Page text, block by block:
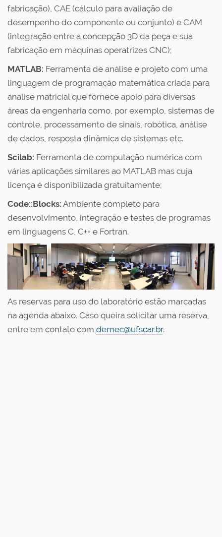
fabricação), CAE (cálculo para avaliação de
desempenho do componente ou conjunto) e CAM
(integração entre a concepção 3D da peça e sua
fabricação em máquinas operatrizes CNC);
MATLAB: Ferramenta de análise e projeto com uma
linguagem de programação matemática criada para
análise matricial que fornece apoio para diversas
áreas da engenharia como, por exemplo, sistemas de
controle, processamento de sinais, robótica, análise
de dados, resposta dinâmica de sistemas etc.
Scilab: Ferramenta de computação numérica com
várias aplicações similares ao MATLAB mas cuja
licença é disponibilizada gratuitamente;
Code::Blocks: Ambiente completo para
desenvolvimento, integração e testes de programas
em linguagens C, C++ e Fortran.
As reservas para uso do laboratório estão marcadas
na agenda abaixo. Caso queira solicitar uma reserva,
entre em contato com demec@ufscar.br.